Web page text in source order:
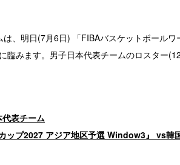
、明日(7月6日) 「FIBAバスケットボール
みます。男子日本代表チームのロスター
表チーム
ップ2027 アジア地区予選 Window3』 vs韓